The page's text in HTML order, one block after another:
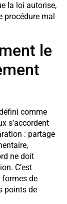
la loi autorise,
procédure mal
le
comme
s’accordent
: partage
ne doit
C’est
formes de
points de